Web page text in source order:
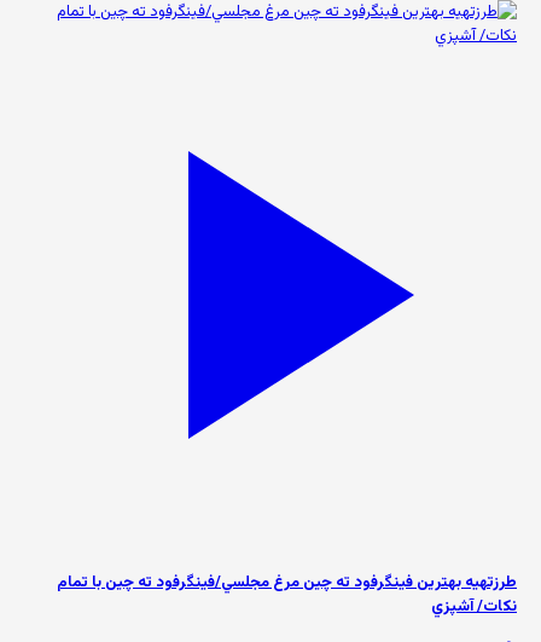
طرزتهيه بهترين فینگرفود ته چين مرغ مجلسي/فينگرفود ته چين با تمام
نكات/ آشپزي